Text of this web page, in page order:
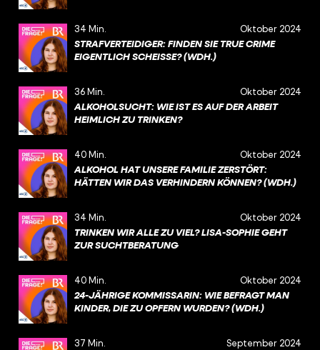
34 Min. Oktober 2024
STRAFVERTEIDIGER: FINDEN SIE TRUE CRIME
EIGENTLICH SCHEISSE? (WDH.)
36 Min. Oktober 2024
ALKOHOLSUCHT: WIE IST ES AUF DER ARBEIT
HEIMLICH ZU TRINKEN?
40 Min. Oktober 2024
ALKOHOL HAT UNSERE FAMILIE ZERSTÖRT:
HÄTTEN WIR DAS VERHINDERN KÖNNEN? (WDH.)
34 Min. Oktober 2024
TRINKEN WIR ALLE ZU VIEL? LISA-SOPHIE GEHT
ZUR SUCHTBERATUNG
40 Min. Oktober 2024
24-JÄHRIGE KOMMISSARIN: WIE BEFRAGT MAN
KINDER, DIE ZU OPFERN WURDEN? (WDH.)
37 Min. September 2024